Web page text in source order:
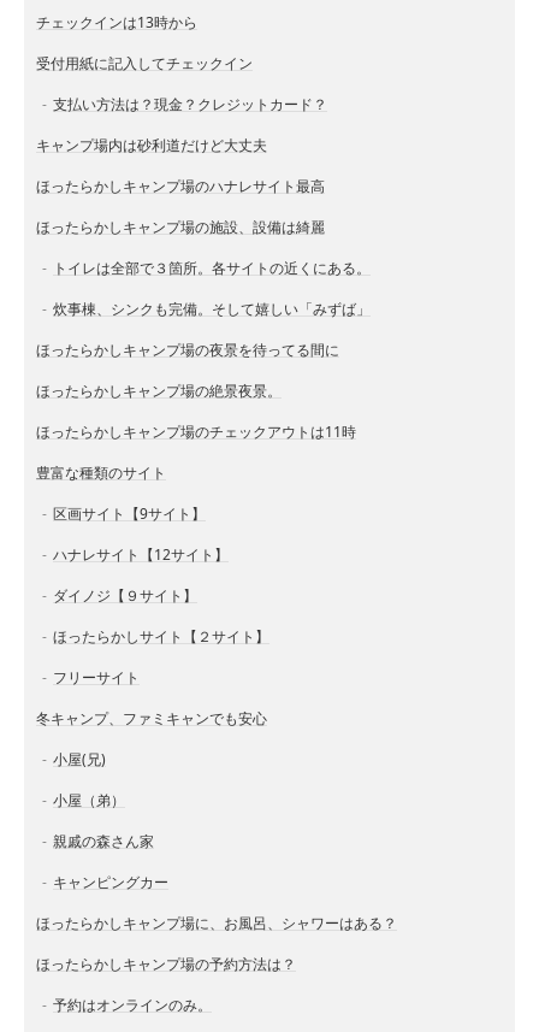
チェックインは13時から
受付用紙に記入してチェックイン
支払い方法は？現金？クレジットカード？
キャンプ場内は砂利道だけど大丈夫
ほったらかしキャンプ場のハナレサイト最高
ほったらかしキャンプ場の施設、設備は綺麗
トイレは全部で３箇所。各サイトの近くにある。
炊事棟、シンクも完備。そして嬉しい「みずば」
ほったらかしキャンプ場の夜景を待ってる間に
ほったらかしキャンプ場の絶景夜景。
ほったらかしキャンプ場のチェックアウトは11時
豊富な種類のサイト
区画サイト【9サイト】
ハナレサイト【12サイト】
ダイノジ【９サイト】
ほったらかしサイト【２サイト】
フリーサイト
冬キャンプ、ファミキャンでも安心
小屋(兄)
小屋（弟）
親戚の森さん家
キャンピングカー
ほったらかしキャンプ場に、お風呂、シャワーはある？
ほったらかしキャンプ場の予約方法は？
予約はオンラインのみ。